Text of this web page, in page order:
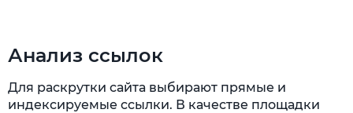
Анализ ссылок
Для раскрутки сайта выбирают прямые и
индексируемые ссылки. В качестве площадки